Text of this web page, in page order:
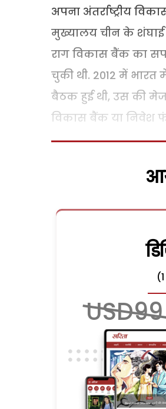
अपना अंतर्राष्ट्रीय
मुख्यालय चीन के शंघाई
राग विकास बैंक का
चुकी थी. 2012 में
बैठक हुई थी, उस की
विकास बैंक या निवेश
USD99